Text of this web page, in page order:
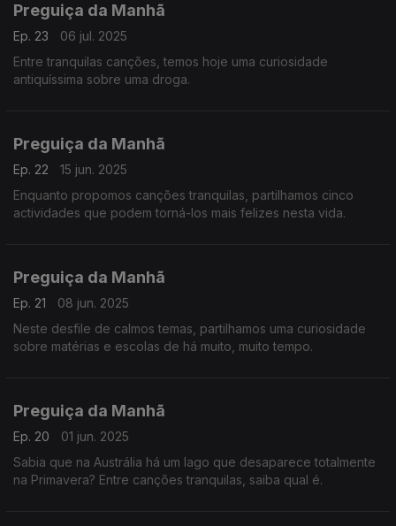
Preguiça da Manhã
Ep. 23
06 jul. 2025
Entre tranquilas canções, temos hoje uma curiosidade
antiquíssima sobre uma droga.
Preguiça da Manhã
Ep. 22
15 jun. 2025
Enquanto propomos canções tranquilas, partilhamos cinco
actividades que podem torná-los mais felizes nesta vida.
Preguiça da Manhã
Ep. 21
08 jun. 2025
Neste desfile de calmos temas, partilhamos uma curiosidade
sobre matérias e escolas de há muito, muito tempo.
Preguiça da Manhã
Ep. 20
01 jun. 2025
Sabia que na Austrália há um lago que desaparece totalmente
na Primavera? Entre canções tranquilas, saiba qual é.